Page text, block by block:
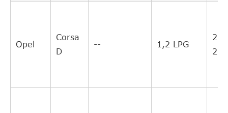
Opel
Corsa
D
-- 1,2 LPG